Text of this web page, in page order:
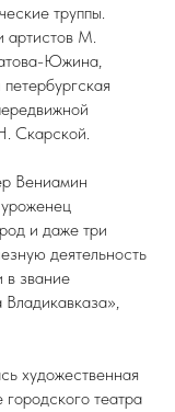
труппы.
артистов М.
Южина,
Скарской.
Вениамин
и даже три
деятельность
в звание
Владикавказа»,
художественная
театра